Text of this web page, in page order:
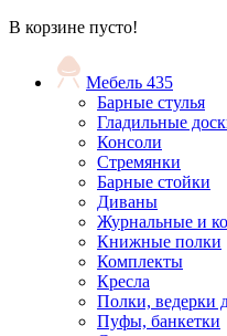
В корзине пусто!
Мебель 435
Барные стулья
Гладильные
Консоли
Стремянки
Барные стойки
Диваны
Журнальные и
Книжные полки
Комплекты
Кресла
Полки, ведерки
Пуфы, банкетки